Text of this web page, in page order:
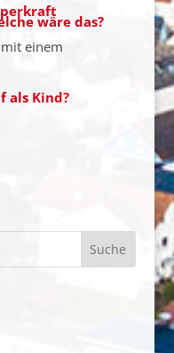
wäre das?
einem
als Kind?